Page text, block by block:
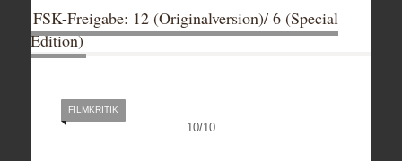
FSK-Freigabe: 12 (Originalversion)/ 6 (Special
Edition)
10/10
FILMKRITIK